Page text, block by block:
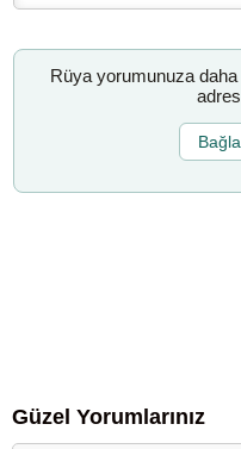
Rüya yorumunuza
Güzel Yorumlarınız